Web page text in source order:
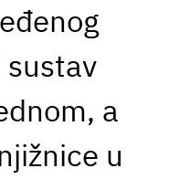
sustav
a
u